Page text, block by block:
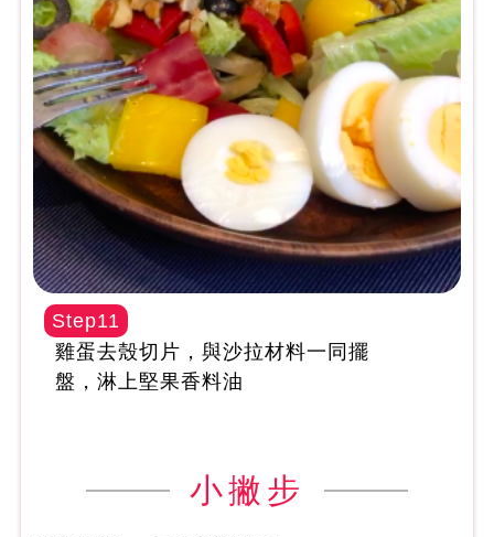
Step11
雞蛋去殼切片，與沙拉材料一同擺
盤，淋上堅果香料油
小撇步